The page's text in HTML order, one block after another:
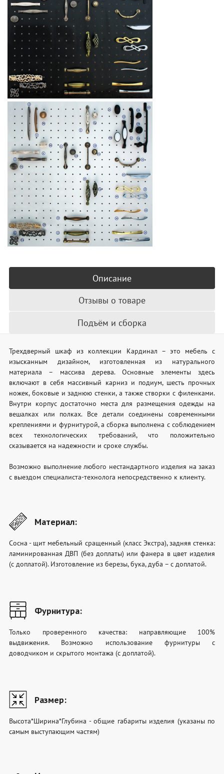
Описание
Отзывы о товаре
Подъём и сборка
Трехдверный шкаф из коллекции Кардинал – это мебель с
изысканным дизайном, изготовленная из натурального
материала – массива дерева. Основные элементы здесь
включают в себя массивный карниз и подиум, шесть прочных
ножек, боковые и заднюю стенки, а также створки с филенками.
Внутри корпус достаточно места для размещения одежды на
вешалках или полках. Все детали соединены современными
креплениями и фурнитурой, а сборка выполнена с соблюдением
всех технологических требований, что положительно
сказывается на надежности и сроке службы.
Возможно выполнение любого нестандартного изделия на заказ
с выездом специалиста-технолога непосредственно к клиенту.
Материал:
Сосна - щит мебельный сращенный (класс Экстра), задняя стенка:
ламинированная ДВП (без доплаты) или фанера в цвет изделия
(с доплатой). Изготовление из березы, бука, дуба – с доплатой.
Фурнитура:
Только проверенного качества: направляющие 100%
выдвижения. Возможно использование фурнитуры с
доводчиком и скрытого монтажа (с доплатой).
Размер:
Высота*Ширина*Глубина - общие габариты изделия (указаны по
самым выступающим частям)